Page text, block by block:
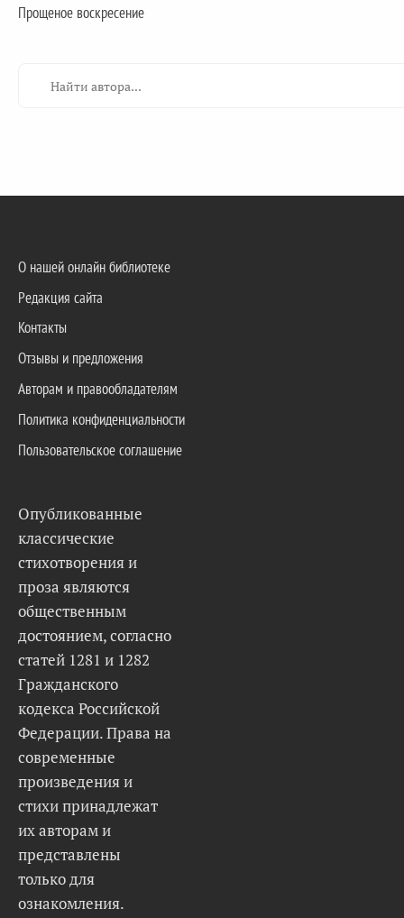
Прощеное воскресение
О нашей онлайн библиотеке
Редакция сайта
Контакты
Отзывы и предложения
Авторам и правообладателям
Политика конфиденциальности
Пользовательское соглашение
Опубликованные
классические
стихотворения и
проза являются
общественным
достоянием, согласно
статей 1281 и 1282
Гражданского
кодекса Российской
Федерации. Права на
современные
произведения и
стихи принадлежат
их авторам и
представлены
только для
ознакомления.